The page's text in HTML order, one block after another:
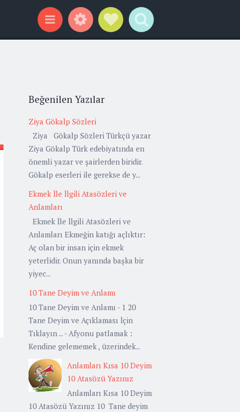
Menu WidgetsSocial Links
Search
Beğenilen Yazılar
Ziya Gökalp Sözleri
Ziya Gökalp Sözleri Türkçü yazar
Ziya Gökalp Türk edebiyatında en
önemli yazar ve şairlerden biridir.
Gökalp eserleri ile gerekse de y...
Ekmek İle İlgili Atasözleri ve
Anlamları
Ekmek İle İlgili Atasözleri ve
Anlamları Ekmeğin katığı açlıktır:
Aç olan bir insan için ekmek
yeterlidir. Onun yanında başka bir
yiyec...
10 Tane Deyim ve Anlamı
10 Tane Deyim ve Anlamı - 1 20
Tane Deyim ve Açıklaması İçin
Tıklayın ... - Afyonu patlamak :
Kendine gelememek , üzerindek...
Anlamları Kısa 10 Deyim
10 Atasözü Yazınız
Anlamları Kısa 10 Deyim
10 Atasözü Yazınız 10 Tane deyim